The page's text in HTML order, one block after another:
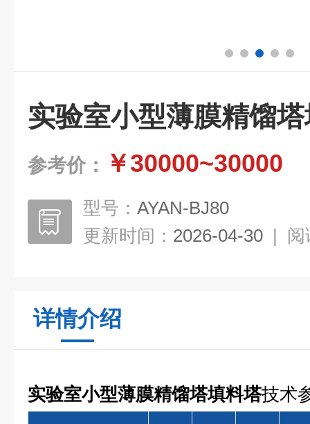
实验室小型薄膜精馏
参考价： ￥30000~30000
型号： AYAN-BJ80
更新时间： 2026-04-30 | 阅
详情介绍
实验室小型薄膜精馏塔填料塔技术